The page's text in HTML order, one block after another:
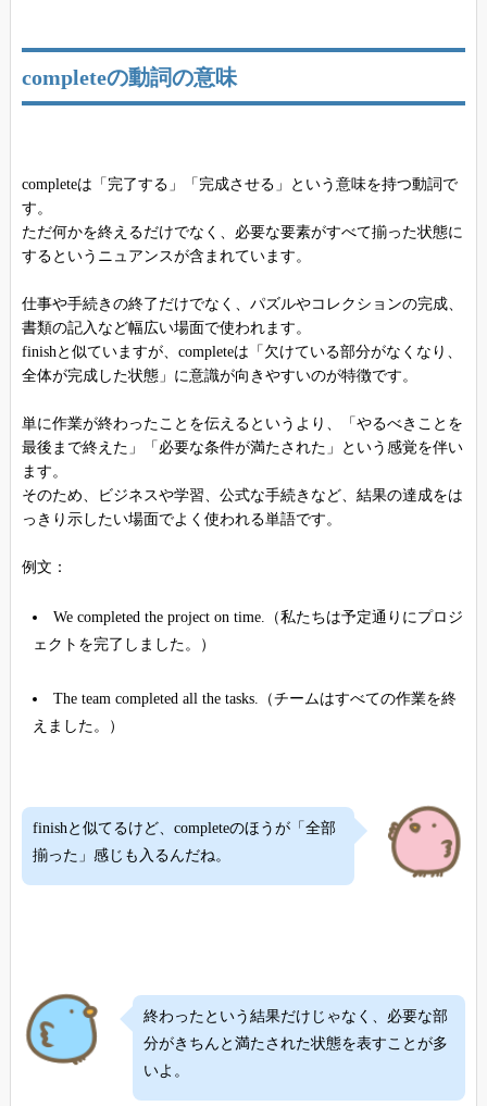
completeの動詞の意味
completeは「完了する」「完成させる」という意味を持つ動詞で
す。
ただ何かを終えるだけでなく、必要な要素がすべて揃った状態に
するというニュアンスが含まれています。
仕事や手続きの終了だけでなく、パズルやコレクションの完成、
書類の記入など幅広い場面で使われます。
finishと似ていますが、completeは「欠けている部分がなくなり、
全体が完成した状態」に意識が向きやすいのが特徴です。
単に作業が終わったことを伝えるというより、「やるべきことを
最後まで終えた」「必要な条件が満たされた」という感覚を伴い
ます。
そのため、ビジネスや学習、公式な手続きなど、結果の達成をは
っきり示したい場面でよく使われる単語です。
例文：
We completed the project on time.（私たちは予定通りにプロジ
ェクトを完了しました。）
The team completed all the tasks.（チームはすべての作業を終
えました。）
finishと似てるけど、completeのほうが「全部
揃った」感じも入るんだね。
終わったという結果だけじゃなく、必要な部
分がきちんと満たされた状態を表すことが多
いよ。